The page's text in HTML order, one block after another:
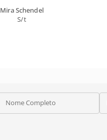
Mira Schendel
S/t
Nome Completo